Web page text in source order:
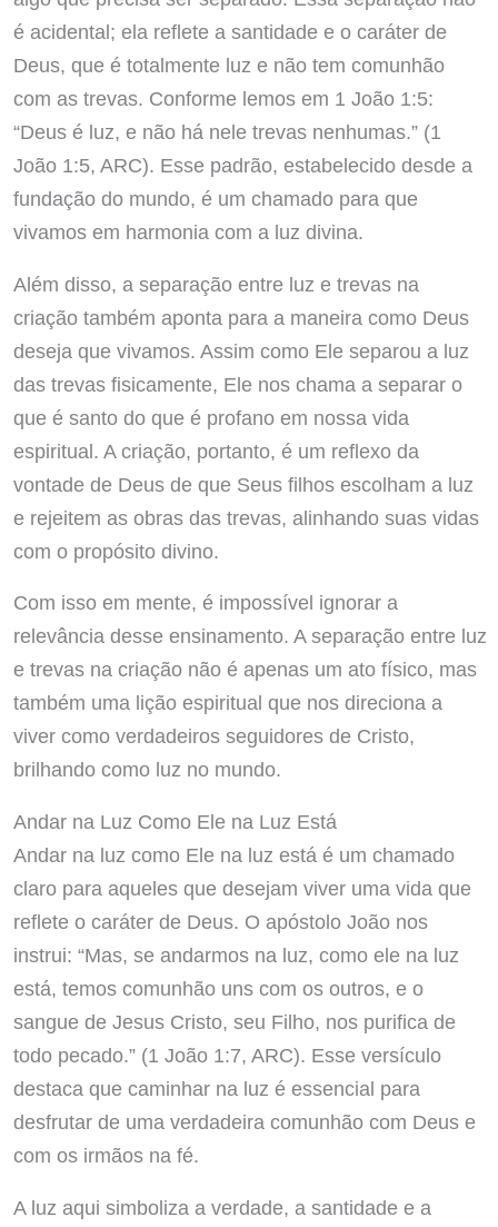
é acidental; ela reflete a santidade e o caráter de
Deus, que é totalmente luz e não tem comunhão
com as trevas. Conforme lemos em 1 João 1:5:
“Deus é luz, e não há nele trevas nenhumas.” (1
João 1:5, ARC). Esse padrão, estabelecido desde a
fundação do mundo, é um chamado para que
vivamos em harmonia com a luz divina.
Além disso, a separação entre luz e trevas na
criação também aponta para a maneira como Deus
deseja que vivamos. Assim como Ele separou a luz
das trevas fisicamente, Ele nos chama a separar o
que é santo do que é profano em nossa vida
espiritual. A criação, portanto, é um reflexo da
vontade de Deus de que Seus filhos escolham a luz
e rejeitem as obras das trevas, alinhando suas vidas
com o propósito divino.
Com isso em mente, é impossível ignorar a
relevância desse ensinamento. A separação entre luz
e trevas na criação não é apenas um ato físico, mas
também uma lição espiritual que nos direciona a
viver como verdadeiros seguidores de Cristo,
brilhando como luz no mundo.
Andar na Luz Como Ele na Luz Está
Andar na luz como Ele na luz está é um chamado
claro para aqueles que desejam viver uma vida que
reflete o caráter de Deus. O apóstolo João nos
instrui: “Mas, se andarmos na luz, como ele na luz
está, temos comunhão uns com os outros, e o
sangue de Jesus Cristo, seu Filho, nos purifica de
todo pecado.” (1 João 1:7, ARC). Esse versículo
destaca que caminhar na luz é essencial para
desfrutar de uma verdadeira comunhão com Deus e
com os irmãos na fé.
A luz aqui simboliza a verdade, a santidade e a